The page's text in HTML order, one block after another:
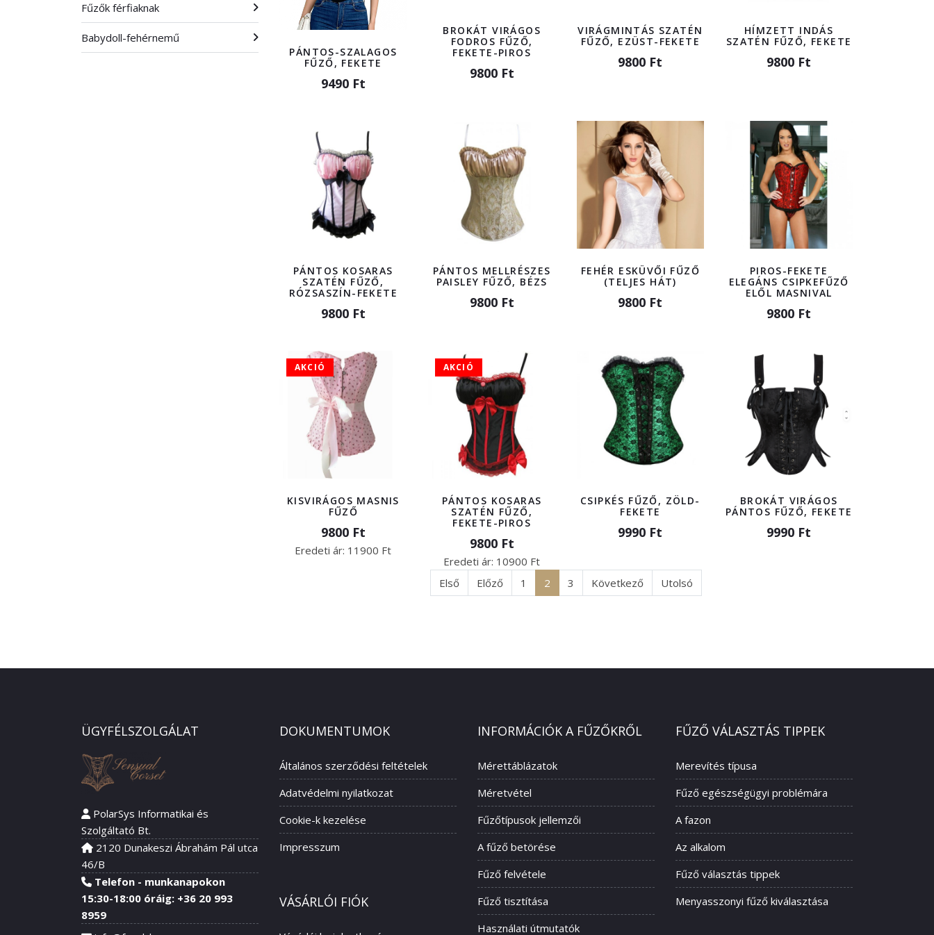
Fűzők férfiaknak
Babydoll-fehérnemű
PÁNTOS-SZALAGOS
FŰZŐ, FEKETE
9490 Ft
BROKÁT VIRÁGOS
FODROS FŰZŐ,
FEKETE-PIROS
9800 Ft
VIRÁGMINTÁS SZATÉN
FŰZŐ, EZÜST-FEKETE
9800 Ft
HÍMZETT INDÁS
SZATÉN FŰZŐ, FEKETE
9800 Ft
PÁNTOS KOSARAS
SZATÉN FŰZŐ,
RÓZSASZÍN-FEKETE
9800 Ft
PÁNTOS MELLRÉSZES
PAISLEY FŰZŐ, BÉZS
9800 Ft
FEHÉR ESKÜVŐI FŰZŐ
(TELJES HÁT)
9800 Ft
PIROS-FEKETE
ELEGÁNS CSIPKEFŰZŐ
ELŐL MASNIVAL
9800 Ft
AKCIÓ
KISVIRÁGOS MASNIS
FŰZŐ
9800 Ft
Eredeti ár: 11900 Ft
AKCIÓ
PÁNTOS KOSARAS
SZATÉN FŰZŐ,
FEKETE-PIROS
9800 Ft
Eredeti ár: 10900 Ft
CSIPKÉS FŰZŐ, ZÖLD-
FEKETE
9990 Ft
BROKÁT VIRÁGOS
PÁNTOS FŰZŐ, FEKETE
9990 Ft
Első Előző 1 2 3 Következő Utolsó
ÜGYFÉLSZOLGÁLAT
PolarSys Informatikai és
Szolgáltató Bt.
2120 Dunakeszi Ábrahám Pál utca
46/B
Telefon - munkanapokon
15:30-18:00 óráig: +36 20 993
8959
DOKUMENTUMOK
Általános szerződési feltételek
Adatvédelmi nyilatkozat
Cookie-k kezelése
Impresszum
VÁSÁRLÓI FIÓK
INFORMÁCIÓK A FŰZŐKRŐL
Mérettáblázatok
Méretvétel
Fűzőtípusok jellemzői
A fűző betörése
Fűző felvétele
Fűző tisztítása
Használati útmutatók
FŰZŐ VÁLASZTÁS TIPPEK
Merevítés típusa
Fűző egészségügyi problémára
A fazon
Az alkalom
Fűző választás tippek
Menyasszonyi fűző kiválasztása